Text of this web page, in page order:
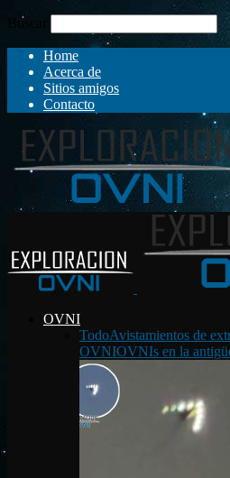
Buscar
Home
Acerca de
Sitios amigos
Contacto
OVNI
TodoAvistamientos de
OVNIOVNIs en la